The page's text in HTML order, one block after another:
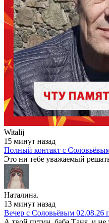
Witalij
15 минут назад
Полный контакт с
Это ни тебе уважаемый
Наталина.
13 минут назад
Вечер с Соловьёвым 02.08.26